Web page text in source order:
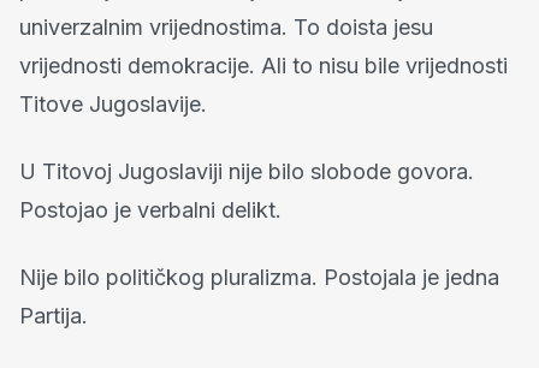
univerzalnim vrijednostima. To doista jesu
vrijednosti demokracije. Ali to nisu bile vrijednosti
Titove Jugoslavije.
U Titovoj Jugoslaviji nije bilo slobode govora.
Postojao je verbalni delikt.
Nije bilo političkog pluralizma. Postojala je jedna
Partija.